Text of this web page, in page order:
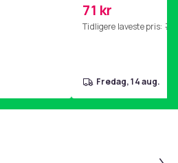
71 kr
Tidligere laveste pris: 76
fredag, 14 aug.